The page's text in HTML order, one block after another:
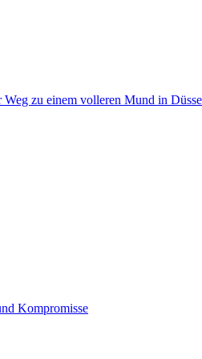
zu einem volleren Mund in
Kompromisse